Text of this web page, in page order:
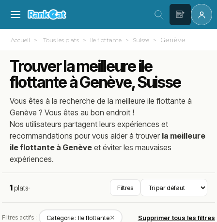
Accueil Tous les plats Ile flottante Suisse Genève
Trouver la meilleure ile
flottante à Genève, Suisse
Vous êtes à la recherche de la meilleureile flottante à
Genève ? Vous êtes au bon endroit !
Nos utilisateurs partagent leurs expériences et
recommandations pour vous aider à trouver la meilleure
ile flottante à Genève et éviter les mauvaises
expériences.
1plats· Filtres
Filtres actifs : Catégorie : Ile flottante✕ Supprimer tous les filtres